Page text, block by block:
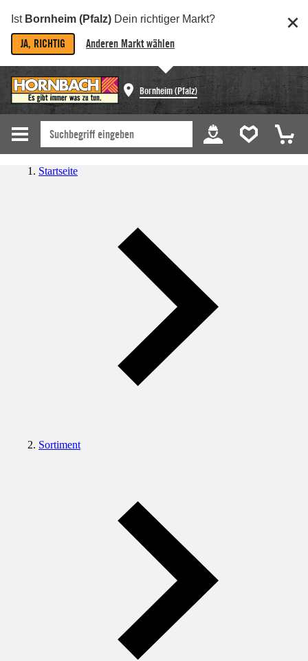
Ist Bornheim (Pfalz) Dein richtiger Markt?
JA, RICHTIG Anderen Markt wählen
Bornheim (Pfalz)
Startseite
Sortiment